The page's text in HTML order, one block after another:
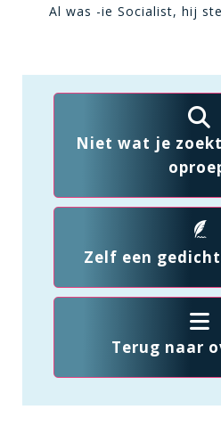
Al was -ie Socialist, hij
Niet wat je
Zelf een
Terug naar